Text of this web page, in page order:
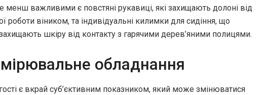
менш важливими є повстяні рукавиці, які захищають долоні від
роботи віником, та індивідуальні килимки для сидіння, що
захищають шкіру від контакту з гарячими дерев’яними полицями.
обладнання
є вкрай суб’єктивним показником, який може змінюватися